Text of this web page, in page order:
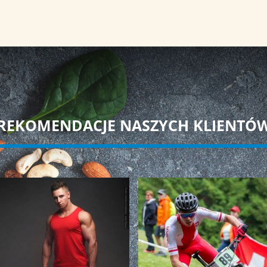
NASZYCH